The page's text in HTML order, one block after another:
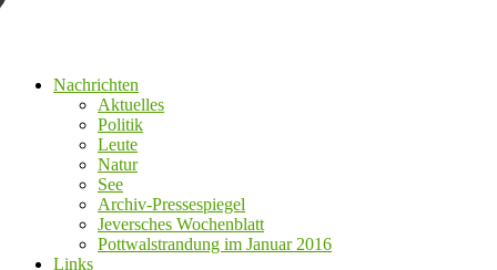
Nachrichten
Aktuelles
Politik
Leute
Natur
See
Archiv-Pressespiegel
Jeversches Wochenblatt
Pottwalstrandung im Januar 2016
Links